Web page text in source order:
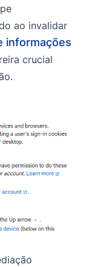
ao invalidar
informações
crucial